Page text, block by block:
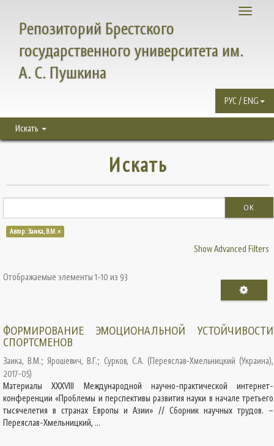
Toggle
Репозиторий Брестского
государственного университета им.
А. С. Пушкина
РУС / ENG
Искать
Искать
OK
Автор: Заика, В.М. ×
Show Advanced Filters
Отображаемые элементы 1-10 из 93
ФОРМИРОВАНИЕ ЭМОЦИОНАЛЬНОЙ УСТОЙЧИВОСТИ
СПОРТСМЕНОВ
Заика, В.М.;Ярошевич, В.Г.; Сурков, С.А. (Переяслав-Хмельницкий (Украина),
2017-05)
Материалы XXХVІІІ Международной научно-практической интернет-
конференции «Проблемы и перспективы развития науки в начале третьего
тысячелетия в странах Европы и Азии» // Сборник научных трудов. –
Переяслав-Хмельницкий, ...